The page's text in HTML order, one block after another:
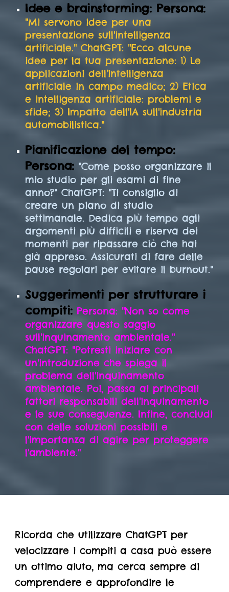
Idee e brainstorming: Persona:
"Mi servono idee per una
presentazione sull'intelligenza
artificiale." ChatGPT: "Ecco alcune
idee per la tua presentazione: 1) Le
applicazioni dell'intelligenza
artificiale in campo medico; 2) Etica
e intelligenza artificiale: problemi e
sfide; 3) Impatto dell'IA sull'industria
automobilistica."
Pianificazione del tempo:
Persona: "Come posso organizzare il
mio studio per gli esami di fine
anno?" ChatGPT: "Ti consiglio di
creare un piano di studio
settimanale. Dedica più tempo agli
argomenti più difficili e riserva dei
momenti per ripassare ciò che hai
già appreso. Assicurati di fare delle
pause regolari per evitare il burnout."
Suggerimenti per strutturare i
compiti: Persona: "Non so come
organizzare questo saggio
sull'inquinamento ambientale."
ChatGPT: "Potresti iniziare con
un'introduzione che spiega il
problema dell'inquinamento
ambientale. Poi, passa ai principali
fattori responsabili dell'inquinamento
e le sue conseguenze. Infine, concludi
con delle soluzioni possibili e
l'importanza di agire per proteggere
l'ambiente."
Ricorda che utilizzare ChatGPT per
velocizzare i compiti a casa può essere
un ottimo aiuto, ma cerca sempre di
comprendere e approfondire le